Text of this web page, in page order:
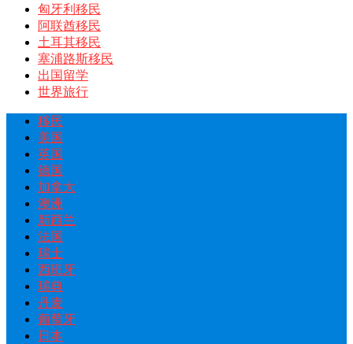
匈牙利移民
阿联酋移民
土耳其移民
塞浦路斯移民
出国留学
世界旅行
移民
美国
英国
德国
加拿大
澳洲
新西兰
法国
瑞士
西班牙
瑞典
丹麦
葡萄牙
日本